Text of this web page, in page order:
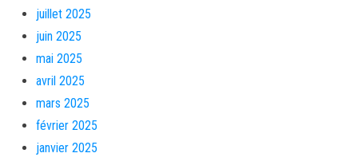
juillet 2025
juin 2025
mai 2025
avril 2025
mars 2025
février 2025
janvier 2025